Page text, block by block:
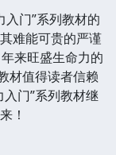
门”系列教材的
难能可贵的严谨
来旺盛生命力的
材值得读者信赖
门”系列教材继
！